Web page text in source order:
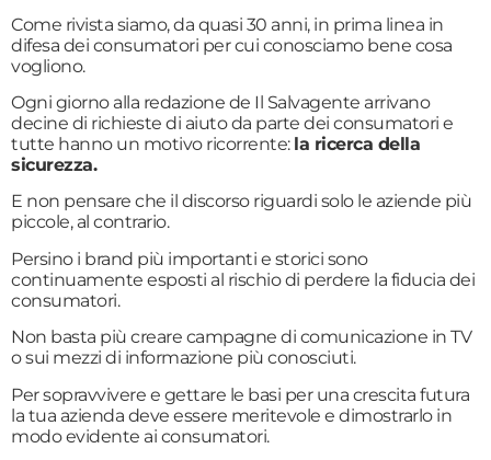
Come rivista siamo, da quasi 30 anni, in prima linea in
difesa dei consumatori per cui conosciamo bene cosa
vogliono.
Ogni giorno alla redazione de Il Salvagente arrivano
decine di richieste di aiuto da parte dei consumatori e
tutte hanno un motivo ricorrente: la ricerca della
sicurezza.
E non pensare che il discorso riguardi solo le aziende più
piccole, al contrario.
Persino i brand più importanti e storici sono
continuamente esposti al rischio di perdere la fiducia dei
consumatori.
Non basta più creare campagne di comunicazione in TV
o sui mezzi di informazione più conosciuti.
Per sopravvivere e gettare le basi per una crescita futura
la tua azienda deve essere meritevole e dimostrarlo in
modo evidente ai consumatori.